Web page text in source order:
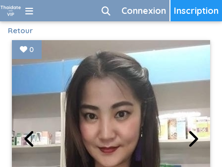
Inscription
Connexion
Retour
0